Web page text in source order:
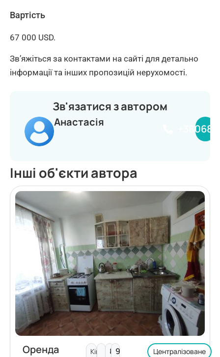
Вартість
67 000 USD.
Зв’яжіться за контактами на сайті для детально
інформації та інших пропозицій нерухомості.
Зв'язатися з автором
Анастасія
Інші об'єкти автора
Оренда
Кімнат:8 9 Централізоване